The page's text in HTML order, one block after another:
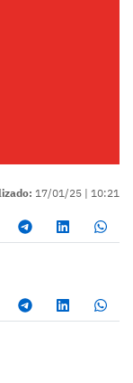
17/01/25 | 10:21